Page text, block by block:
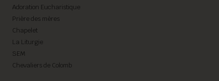
Adoration Eucharistique
Prière des mères
Chapelet
La Liturgie
SEM
Chevaliers de Colomb